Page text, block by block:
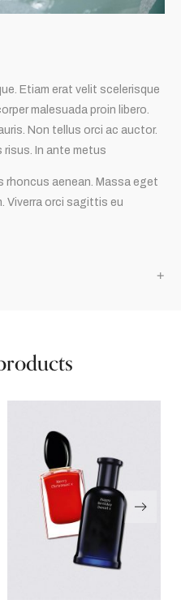
Etiam erat velit scelerisque
malesuada proin libero.
Non tellus orci ac auctor.
risus. In ante metus
rhoncus aenean. Massa eget
Viverra orci sagittis eu